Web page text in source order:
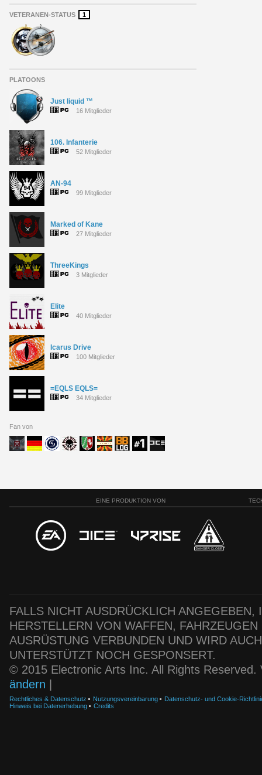
VETERANEN-STATUS 1
PLATOONS
Just liquid ™
16 Mitglieder
106. Infanterie
52 Mitglieder
AN-94
99 Mitglieder
Marked of Kane
27 Mitglieder
ThreeKings
3 Mitglieder
Elite
40 Mitglieder
Icarus Drive
100 Mitglieder
=EQLS EQLS=
34 Mitglieder
Fan von
EINE PRODUKTION VON
FALLS NICHT AUSDRÜCKLICH
HERSTELLERN VON WAFFEN,
AUSRÜSTUNG VERBUNDEN UND WIRD
UNTERSTÜTZT NOCH GESPONSERT.
© 2015 Electronic Arts Inc. All Rights
ändern
Rechtliches & Datenschutz Nutzungsvereinbarung
Datenschutz- und Cookie-
Hinweis bei Datenerhebung
Credits